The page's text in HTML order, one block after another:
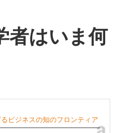
者はいま何
ビジネスの知のフロンティア